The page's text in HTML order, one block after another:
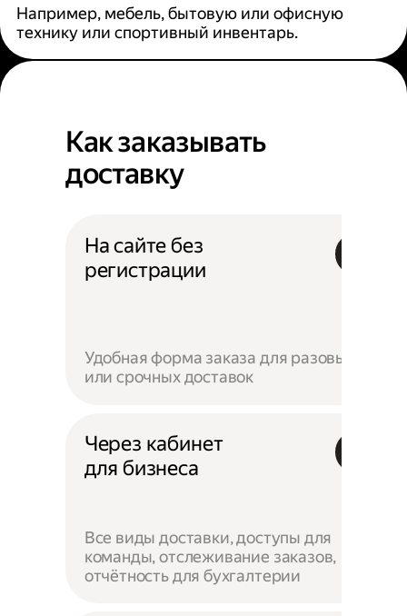
Например, мебель, бытовую или офисную
технику или спортивный инвентарь.
Как заказывать
доставку
На сайте без
регистрации
Удобная форма заказа для разовых
или срочных доставок
Через кабинет
для бизнеса
Все виды доставки, доступы для
команды, отслеживание заказов,
отчётность для бухгалтерии